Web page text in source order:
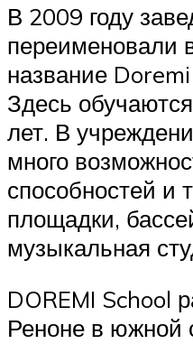
В 2009 году
переименовали
название
Здесь
лет. В
много
способностей и
площадки,
музыкальная
DOREMI School
Реноне в южной